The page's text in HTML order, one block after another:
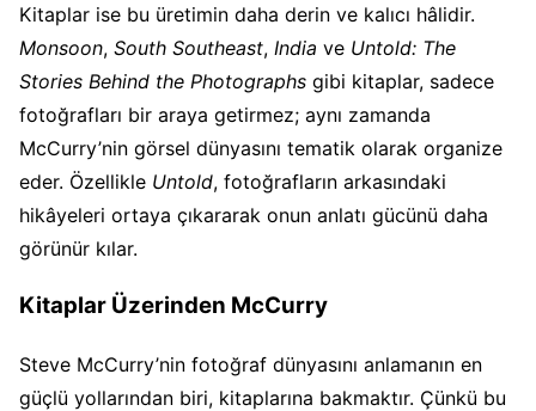
Kitaplar ise bu üretimin daha derin ve kalıcı hâlidir.
Monsoon, South Southeast, India ve Untold: The
Stories Behind the Photographs gibi kitaplar, sadece
fotoğrafları bir araya getirmez; aynı zamanda
McCurry’nin görsel dünyasını tematik olarak organize
eder. Özellikle Untold, fotoğrafların arkasındaki
hikâyeleri ortaya çıkararak onun anlatı gücünü daha
görünür kılar.
Kitaplar Üzerinden McCurry
Steve McCurry’nin fotoğraf dünyasını anlamanın en
güçlü yollarından biri, kitaplarına bakmaktır. Çünkü bu